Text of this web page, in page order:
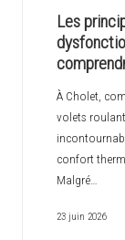
c
h
n
o
s
Les
À Cholet,
volets
confort
Malgré…
23 juin 2026